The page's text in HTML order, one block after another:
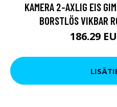
KAMERA 2-AXLIG EIS
BORSTLÖS VIKBAR
186.29